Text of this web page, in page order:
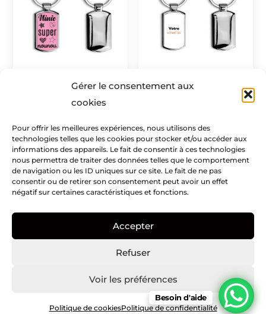
Gérer le consentement aux
cookies
Pour offrir les meilleures expériences, nous utilisons des
technologies telles que les cookies pour stocker et/ou accéder aux
informations des appareils. Le fait de consentir à ces technologies
nous permettra de traiter des données telles que le comportement
de navigation ou les ID uniques sur ce site. Le fait de ne pas
consentir ou de retirer son consentement peut avoir un effet
négatif sur certaines caractéristiques et fonctions.
Accepter
Refuser
Voir les préférences
Politique de cookiesPolitique de confidentialité
Super nounou
Votre visuel
Mentions légales​
Infos pratiques
Creatike
Nous suivre
c
o
n
I
n
s
t
n
t
Copyright © Creatike – 2021
Besoin d'aide